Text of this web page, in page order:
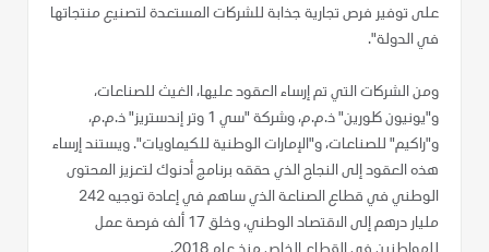
على توفير فرص تجارية جذابة للشركات المستعدة لتصنيع منتجاتها
في الدولة".
ومن الشركات التي تم إرساء العقود عليها، الغيث للصناعات،
و"يونيون كلورين" ذ.م.م، وشركة "سي 1 وتر إندستريز" ذ.م.م،
و"راكيم" للصناعات، و"الإمارات الوطنية للكيماويات". ويستند إرساء
هذه العقود إلى النجاح الذي حققه برنامج أدنوك لتعزيز المحتوى
الوطني في قطاع الصناعة الذي ساهم في إعادة توجيه 242
مليار درهم إلى الاقتصاد الوطني، وخلق 17 ألف فرصة عمل